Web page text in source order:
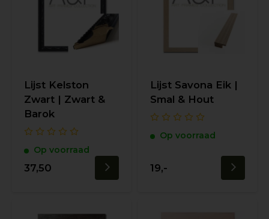
Lijst Kelston
Zwart | Zwart &
Barok
Op voorraad
37,50
Lijst Savona Eik |
Smal & Hout
Op voorraad
19,-